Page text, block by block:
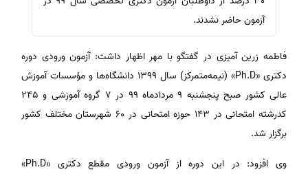
آزمون حاضر نشدند.
فاطمه زرین آمیزی در گفتگو با مهر اظهار داشت: آزمون ورودی دوره
دکتری «Ph.D» (نیمه‌متمرکز) سال ۱۳۹۹ دانشگاه‌ها و مؤسسات آموزش
عالی کشور صبح پنجشنبه ۹ مردادماه ۹۹ در ۷ گروه آموزشی و ۲۴۵
کدرشته امتحانی در ۱۴۳ حوزه امتحانی در ۶۰ شهرستان مختلف کشور
برگزار شد.
وی افزود: در این دوره از آزمون ورودی مقطع دکتری «Ph.D»